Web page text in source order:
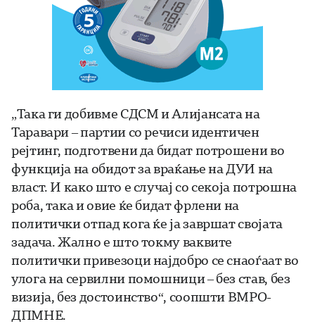
„Така ги добивме СДСМ и Алијансата на
Таравари – партии со речиси идентичен
рејтинг, подготвени да бидат потрошени во
функција на обидот за враќање на ДУИ на
власт. И како што е случај со секоја потрошна
роба, така и овие ќе бидат фрлени на
политички отпад кога ќе ја завршат својата
задача. Жално е што токму ваквите
политички привезоци најдобро се снаоѓаат во
улога на сервилни помошници – без став, без
визија, без достоинство“, соопшти ВМРО-
ДПМНЕ.